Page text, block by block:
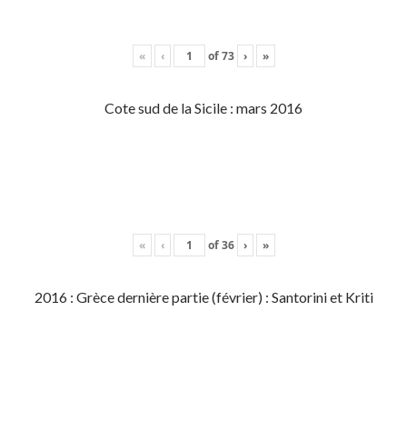
« ‹ of73 › »
Cote sud de la Sicile : mars 2016
« ‹ of36 › »
2016 : Grèce dernière partie (février) : Santorini et Kriti